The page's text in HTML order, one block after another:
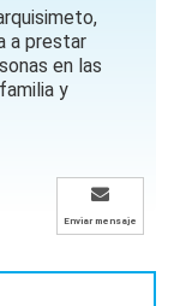
a prestar
en las
y
Enviar mensaje